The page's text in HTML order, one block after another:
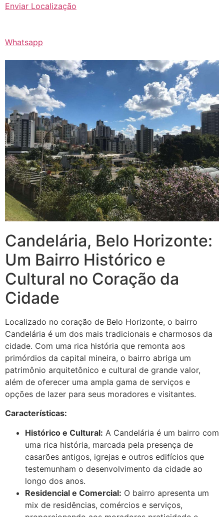
Enviar Localização
Whatsapp
Candelária, Belo Horizonte:
Um Bairro Histórico e
Cultural no Coração da
Cidade
Localizado no coração de Belo Horizonte, o bairro
Candelária é um dos mais tradicionais e charmosos da
cidade. Com uma rica história que remonta aos
primórdios da capital mineira, o bairro abriga um
patrimônio arquitetônico e cultural de grande valor,
além de oferecer uma ampla gama de serviços e
opções de lazer para seus moradores e visitantes.
Características:
Histórico e Cultural: A Candelária é um bairro com
uma rica história, marcada pela presença de
casarões antigos, igrejas e outros edifícios que
testemunham o desenvolvimento da cidade ao
longo dos anos.
Residencial e Comercial: O bairro apresenta um
mix de residências, comércios e serviços,